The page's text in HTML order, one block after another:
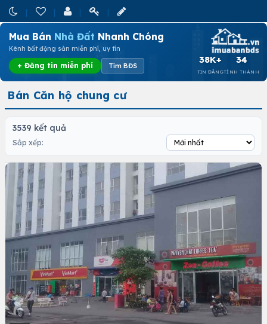
Mua Bán Nhà Đất Nhanh Chóng
Kênh bất động sản miễn phí, uy tín
+ Đăng tin miễn phí Tìm BĐS
38K+
TIN ĐĂNG
34
TỈNH THÀNH
Bán Căn hộ chung cư
3539 kết quả
Sắp xếp: